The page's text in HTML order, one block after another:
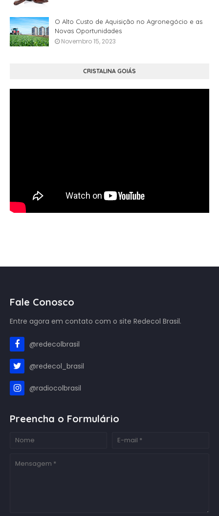
O Alto Custo de Aquisição no Agronegócio e as
Novas Oportunidades
Novembro 15, 2023
CRISTALINA GOIÁS
Fale Conosco
Entre agora em contato com o site Redecol Brasil.
@redecolbrasil
@redecol_brasil
@radiocolbrasil
Preencha o Formulário